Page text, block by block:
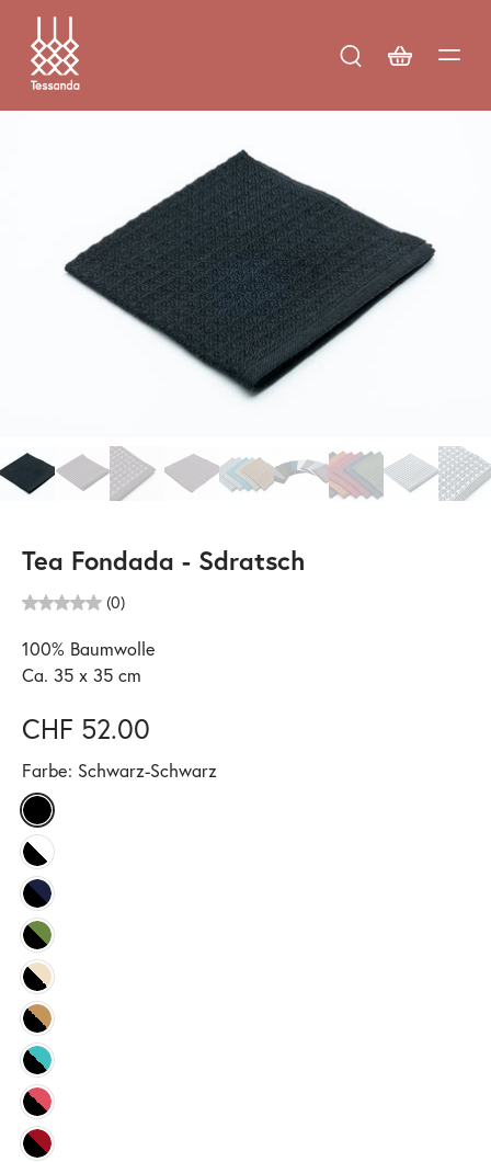
Tea Fondada - Sdratsch
(0)
100% Baumwolle
Ca. 35 x 35 cm
CHF 52.00
Farbe: Schwarz-Schwarz